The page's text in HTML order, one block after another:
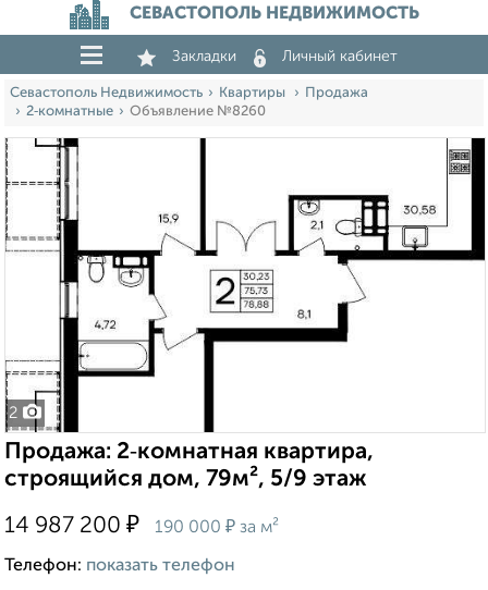
СЕВАСТОПОЛЬ НЕДВИЖИМОСТЬ
Закладки Личный кабинет
Севастополь Недвижимость Квартиры
Продажа
2‑комнатные
Объявление №8260
2
Продажа: 2‑комнатная квартира,
строящийся дом, 79м², 5/9 этаж
14 987 200 ₽ 190 000 ₽ за м²
Телефон: показать телефон